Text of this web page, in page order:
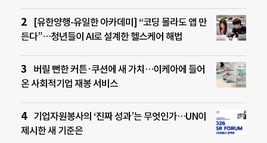
[유한양행-유일한 아카데미] “코딩 몰라도 앱 만
든다”…청년들이 AI로 설계한 헬스케어 해법
버릴 뻔한 커튼·쿠션에 새 가치…이케아에 들어
온 사회적기업 재봉 서비스
기업자원봉사의 ‘진짜 성과’는 무엇인가…UN이
제시한 새 기준은